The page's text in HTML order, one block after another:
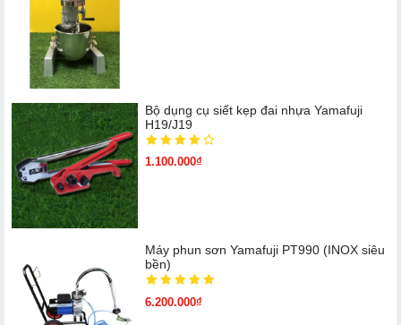
Bộ dụng cụ siết kẹp đai nhựa Yamafuji
H19/J19
1.100.000₫
Máy phun sơn Yamafuji PT990 (INOX siêu
bền)
6.200.000₫